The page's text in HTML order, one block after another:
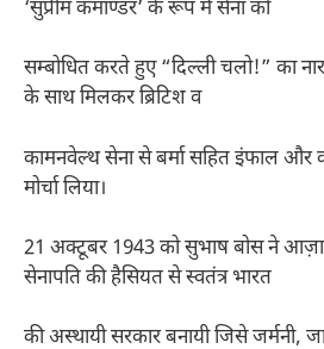
‘सुप्रीम कमाण्डर’ के रूप में सेना को
सम्बोधित करते हुए “दिल्ली चलो!” का
के साथ मिलकर ब्रिटिश व
कामनवेल्थ सेना से बर्मा सहित इंफाल
मोर्चा लिया।
21 अक्टूबर 1943 को सुभाष बोस ने
सेनापति की हैसियत से स्वतंत्र भारत
की अस्थायी सरकार बनायी जिसे जर्मनी,